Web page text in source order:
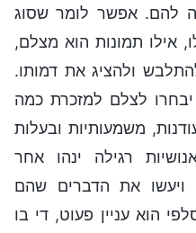
להם. אפשר לומר שסוג
אילו תמונות הוא מצלם,
ולהציג את דמותו.
יבחרו לצלם למזכרת כמה
משמעותיות ובעלות
רגילה ינהו אחר
את הדברים שהם
הוא עניין פעוט, די בו